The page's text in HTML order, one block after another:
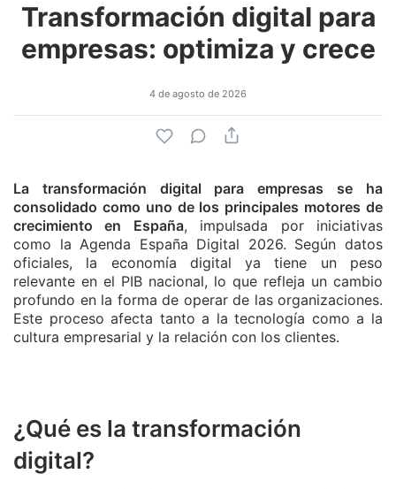
Transformación digital para
empresas: optimiza y crece
4 de agosto de 2026
La transformación digital para empresas se ha
consolidado como uno de los principales motores de
crecimiento en España, impulsada por iniciativas
como la Agenda España Digital 2026. Según datos
oficiales, la economía digital ya tiene un peso
relevante en el PIB nacional, lo que refleja un cambio
profundo en la forma de operar de las organizaciones.
Este proceso afecta tanto a la tecnología como a la
cultura empresarial y la relación con los clientes.
¿Qué es la transformación
digital?